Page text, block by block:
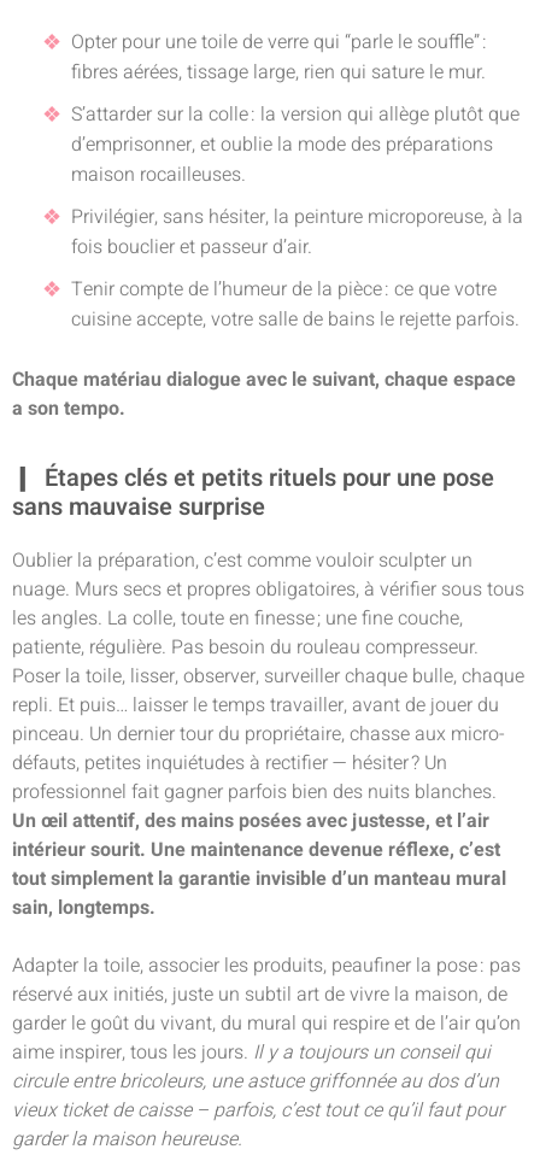
Opter pour une toile de verre qui “parle le souffle” :
fibres aérées, tissage large, rien qui sature le mur.
S’attarder sur la colle : la version qui allège plutôt que
d’emprisonner, et oublie la mode des préparations
maison rocailleuses.
Privilégier, sans hésiter, la peinture microporeuse, à la
fois bouclier et passeur d’air.
Tenir compte de l’humeur de la pièce : ce que votre
cuisine accepte, votre salle de bains le rejette parfois.
Chaque matériau dialogue avec le suivant, chaque espace
a son tempo.
Étapes clés et petits rituels pour une pose
sans mauvaise surprise
Oublier la préparation, c’est comme vouloir sculpter un
nuage. Murs secs et propres obligatoires, à vérifier sous tous
les angles. La colle, toute en finesse ; une fine couche,
patiente, régulière. Pas besoin du rouleau compresseur.
Poser la toile, lisser, observer, surveiller chaque bulle, chaque
repli. Et puis… laisser le temps travailler, avant de jouer du
pinceau. Un dernier tour du propriétaire, chasse aux micro-
défauts, petites inquiétudes à rectifier — hésiter ? Un
professionnel fait gagner parfois bien des nuits blanches.
Un œil attentif, des mains posées avec justesse, et l’air
intérieur sourit. Une maintenance devenue réflexe, c’est
tout simplement la garantie invisible d’un manteau mural
sain, longtemps.
Adapter la toile, associer les produits, peaufiner la pose : pas
réservé aux initiés, juste un subtil art de vivre la maison, de
garder le goût du vivant, du mural qui respire et de l’air qu’on
aime inspirer, tous les jours. Il y a toujours un conseil qui
circule entre bricoleurs, une astuce griffonnée au dos d’un
vieux ticket de caisse – parfois, c’est tout ce qu’il faut pour
garder la maison heureuse.